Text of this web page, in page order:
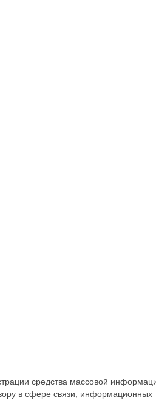
средства массовой
в сфере связи, информационных